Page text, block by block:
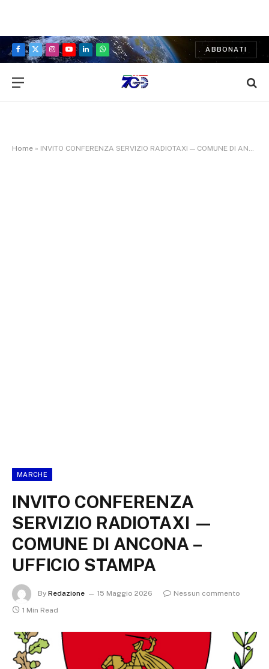
Facebook
X
Instagram
YouTubeLinkedInWhatsApp
ABBONATI
Home » INVITO CONFERENZA SERVIZIO RADIOTAXI — COMUNE DI ANCONA – UFFICIO STAMPA
MARCHE
INVITO CONFERENZA
SERVIZIO RADIOTAXI —
COMUNE DI ANCONA –
UFFICIO STAMPA
By Redazione 15 Maggio 2026
Nessun commento
1 Min Read